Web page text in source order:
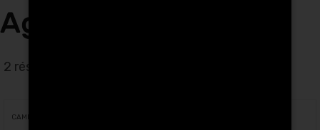
Agadir
2 résultats affichés
CAMÉRAS D'ACTION